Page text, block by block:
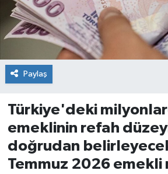
Paylaş
Türkiye'deki
emeklinin refah
doğrudan
Temmuz 2026 emekli
Erdek
Gömeç
Gönen
İvrindi
KENT GÜNDEMİ